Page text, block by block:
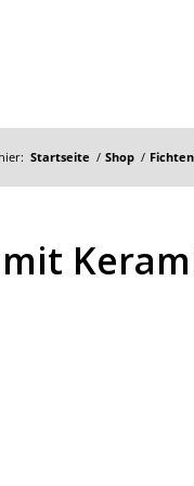
Startseite / Shop /